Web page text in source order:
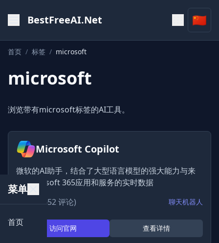
BestFreeAI.Net 🇨🇳
菜单
首页
首页 / 标签 / microsoft
microsoft
浏览带有microsoft标签的AI工具。
Microsoft Copilot
微软的AI助手，结合了大型语言模型的强大能力与来
自Microsoft 365应用和服务的实时数据
★4.7 (652 评论) 聊天机器人
访问官网 查看详情